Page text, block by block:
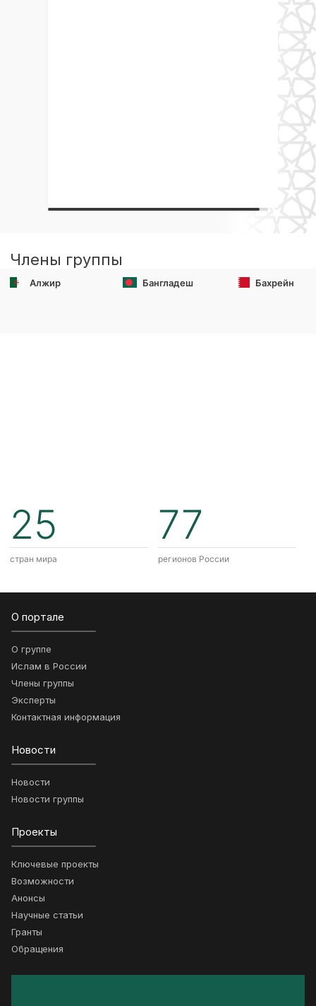
Члены группы
Алжир Бангладеш Бахрейн
25
стран мира
77
регионов России
О портале
О группе
Ислам в России
Члены группы
Эксперты
Контактная информация
Новости
Новости
Новости группы
Проекты
Ключевые проекты
Возможности
Анонсы
Научные статьи
Гранты
Обращения